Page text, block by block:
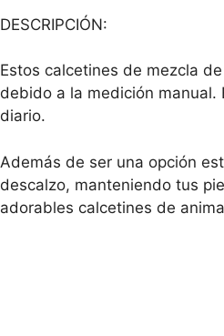
DESCRIPCIÓN:
Estos calcetines de mezcla
debido a la medición
diario.
Además de ser una opción
descalzo, manteniendo tus
adorables calcetines de